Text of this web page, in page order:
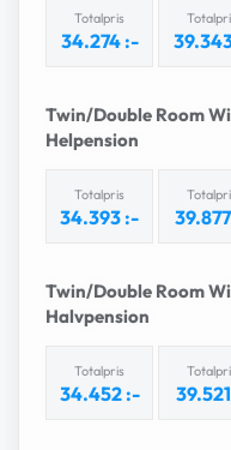
Totalpris
34.274 :-
Twin/Double Room
Helpension
Totalpris
34.393 :-
Twin/Double Room
Halvpension
Totalpris
34.452 :-